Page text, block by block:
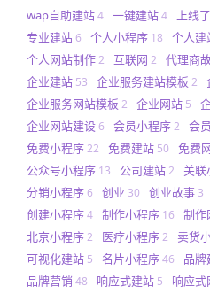
wap自助建站4 一键建站4 上线
专业建站6 个人小程序 18 个人建
个人网站制作2 互联网 2 代理商
企业建站 53 企业服务建站模板 2
企业服务网站模板 2 企业网站 5
企业网站建设6 会员小程序2 会
免费小程序22 免费建站 50 免费
公众号小程序 13 公司建站2 关联
分销小程序6 创业 30 创业故事 3
创建小程序4 制作小程序 16 制作
北京小程序2 医疗小程序2 卖货
可视化建站 5 名片小程序46 品牌
品牌营销 48 响应式建站 5 响应式